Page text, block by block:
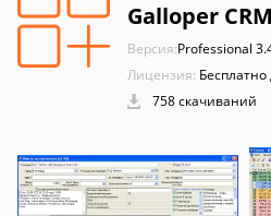
Galloper CRM
Версия:Professional
Лицензия:
758 скачиваний